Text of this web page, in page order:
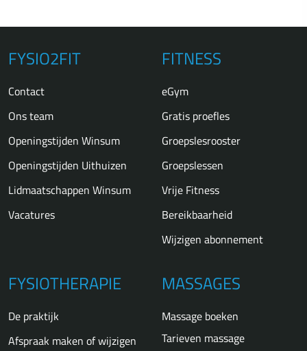
FYSIO2FIT
Contact
Ons team
Openingstijden Winsum
Openingstijden Uithuizen
Lidmaatschappen Winsum
Vacatures
FITNESS
eGym
Gratis proefles
Groepslesrooster
Groepslessen
Vrije Fitness
Bereikbaarheid
Wijzigen abonnement
FYSIOTHERAPIE
De praktijk
Afspraak maken of wijzigen
MASSAGES
Massage boeken
Tarieven massage